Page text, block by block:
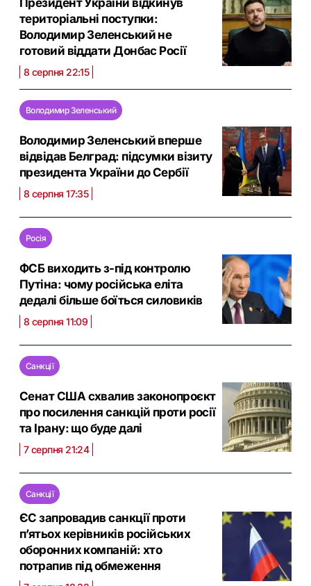
територіальні поступки:
Володимир Зеленський не
готовий віддати Донбас Росії
8 серпня 22:15
Володимир Зеленський
Володимир Зеленський вперше
відвідав Белград: підсумки візиту
президента України до Сербії
8 серпня 17:35
Росія
ФСБ виходить з-під контролю
Путіна: чому російська еліта
дедалі більше боїться силовиків
8 серпня 11:09
Санкції
Сенат США схвалив законопроєкт
про посилення санкцій проти росії
та Ірану: що буде далі
7 серпня 21:24
Санкції
ЄС запровадив санкції проти
п’ятьох керівників російських
оборонних компаній: хто
потрапив під обмеження